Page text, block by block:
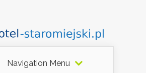
Navigation Menu